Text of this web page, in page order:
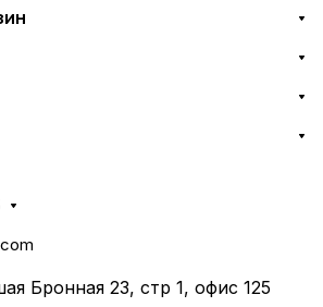
Бронная 23, стр 1, офис 125